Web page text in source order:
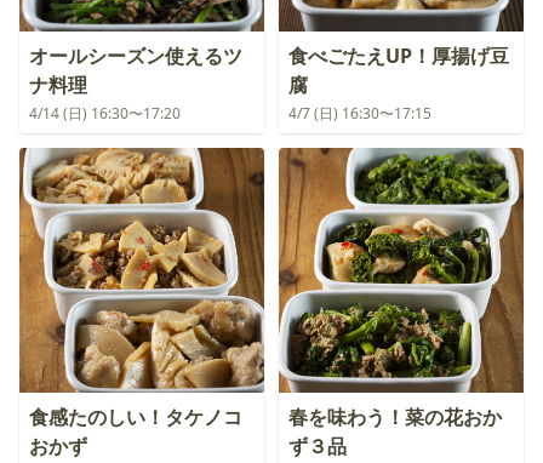
オールシーズン使えるツ
ナ料理
4/14 (日) 16:30〜17:20
食べごたえUP！厚揚げ豆
腐
4/7 (日) 16:30〜17:15
食感たのしい！タケノコ
おかず
春を味わう！菜の花おか
ず３品